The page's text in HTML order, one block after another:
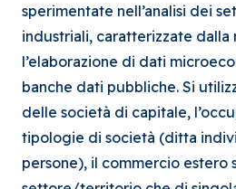
sperimentate nell’analisi dei
industriali, caratterizzate dalla
l’elaborazione di dati
banche dati pubbliche. Si
delle società di capitale,
tipologie di società (ditta
persone), il commercio estero